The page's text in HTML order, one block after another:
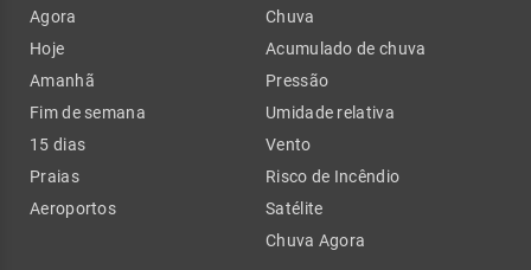
Agora
Hoje
Amanhã
Fim de semana
15 dias
Praias
Aeroportos
Chuva
Acumulado de chuva
Pressão
Umidade relativa
Vento
Risco de Incêndio
Satélite
Chuva Agora